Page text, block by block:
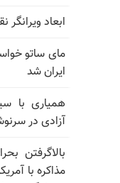
ابعاد
مای ساتو
ایران شد
همیاری با
آزادی در
بالا‌گرفتن
مذاکره با